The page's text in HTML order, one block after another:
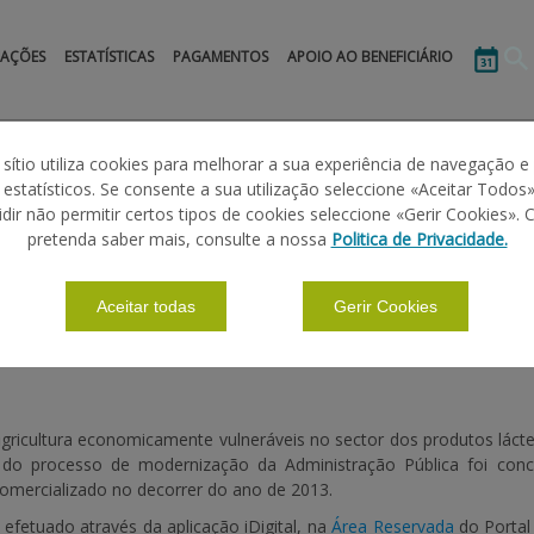
ESTATÍSTICAS PAGAMENTOS APOIO AO BENEFICIÁRIO
DE LEITE DE OVELHA E LEITE DE
economicamente vulneráveis no sector dos produtos
processo de modernização da Administração Pública foi
no decorrer do ano de 2013.
através da aplicação iDigital, naÁrea Reservada do
sítio utiliza cookies para melhorar a sua experiência de navegação e
Se consente a sua utilização seleccione «Aceitar
não permitir certos tipos de cookies seleccione «Gerir Cookies».
pretenda saber mais, consulte a nossa Politica de Privacidade.
Aceitar todas Gerir Cookies